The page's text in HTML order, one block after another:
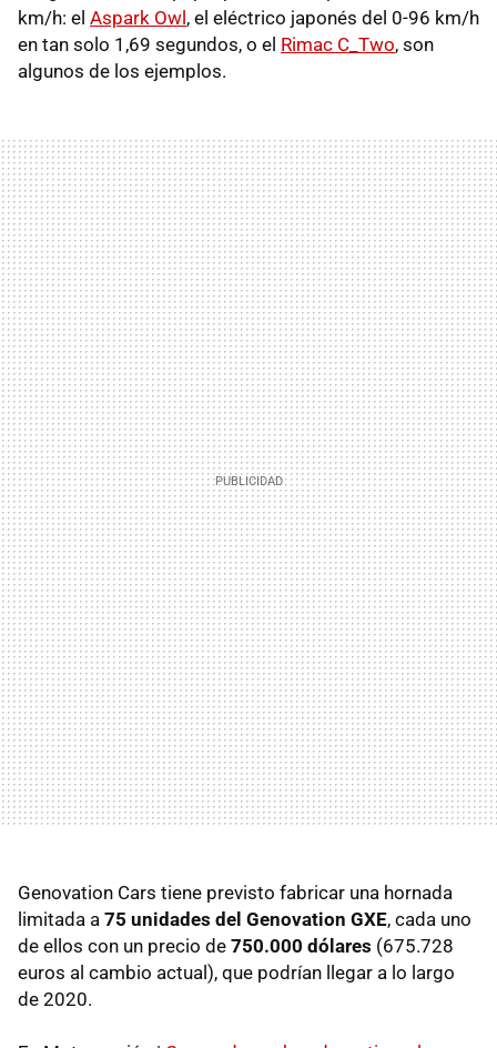
km/h: el Aspark Owl , el eléctrico japonés del 0-96 km/h
en tan solo 1,69 segundos, o el Rimac C_Two, son
algunos de los ejemplos.
Genovation Cars tiene previsto fabricar una hornada
limitada a 75 unidades del Genovation GXE, cada uno
de ellos con un precio de 750.000 dólares (675.728
euros al cambio actual), que podrían llegar a lo largo
de 2020.